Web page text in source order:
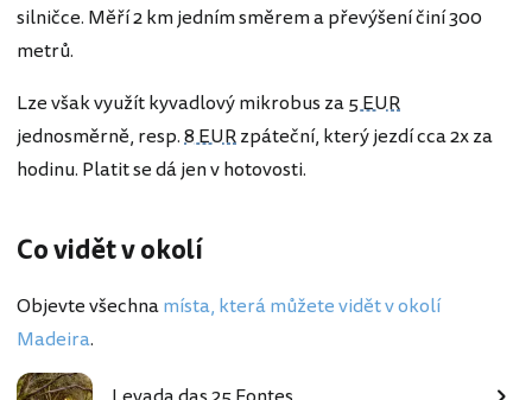
silničce. Měří 2 km jedním směrem a převýšení činí 300
metrů.
Lze však využít kyvadlový mikrobus za5 EUR
jednosměrně, resp.8 EURzpáteční, který jezdí cca 2x za
hodinu. Platit se dá jen v hotovosti.
Co vidět v okolí
Objevte všechnamísta, která můžete vidět v okolí
Madeira.